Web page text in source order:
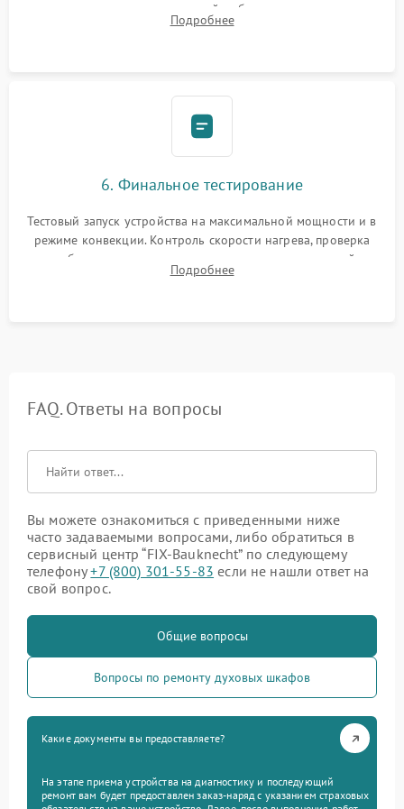
исключить перегрев кухонной мебели и потерю тепла.
Надежная фиксация клемм и сборка корпуса шкафа.
Подробнее
6. Финальное тестирование
Тестовый запуск устройства на максимальной мощности и в
режиме конвекции. Контроль скорости нагрева, проверка
срабатывания термостата при достижении заданной
температуры и тест на отсутствие утечек тока.
Подробнее
FAQ. Ответы на вопросы
Вы можете ознакомиться с приведенными ниже
часто задаваемыми вопросами, либо обратиться в
сервисный центр “FIX-Bauknecht” по следующему
телефону+7 (800) 301-55-83 если не нашли ответ на
свой вопрос.
Общие вопросы
Вопросы по ремонту духовых шкафов
Какие документы вы предоставляете?
На этапе приема устройства на диагностику и последующий
ремонт вам будет предоставлен заказ-наряд с указанием страховых